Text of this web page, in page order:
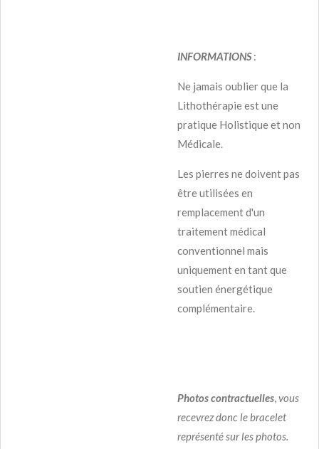
INFORMATIONS:
Ne jamais oublier que la
Lithothérapie est une
pratique Holistique et non
Médicale.
Les pierres ne doivent pas
être utilisées en
remplacement d'un
traitement médical
conventionnel mais
uniquement en tant que
soutien énergétique
complémentaire.
Photos contractuelles,vous
recevrez donc le bracelet
représenté sur les photos.